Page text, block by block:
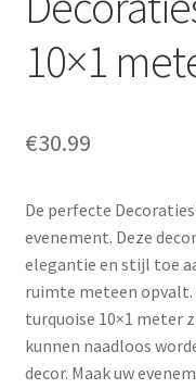
10×1
€30.99
De perfecte
evenement. Deze
elegantie en stijl toe
ruimte meteen
turquoise 10×1 meter
kunnen naadloos
decor. Maak uw